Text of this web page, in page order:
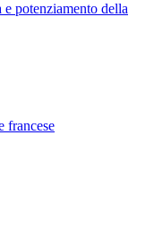
potenziamento della
francese